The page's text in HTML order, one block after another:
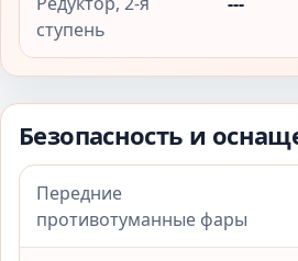
ступень
Безопасность и
Передние
противотуманные фары